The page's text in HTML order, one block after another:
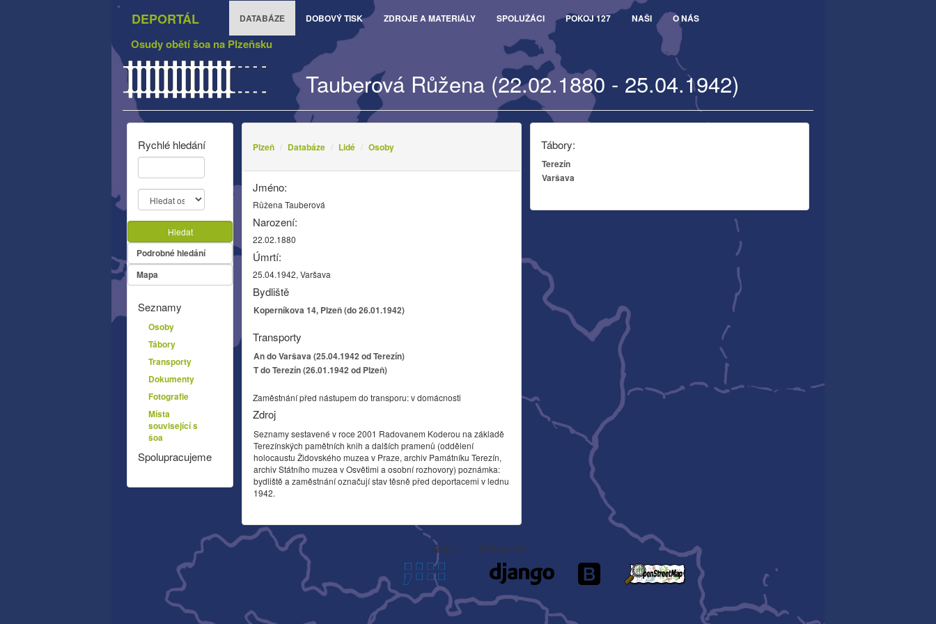
DEPORTÁL DATABÁZE DOBOVÝ TISK ZDROJE A MATERIÁLY SPOLUŽÁCI POKOJ 127 NAŠI O NÁS
Osudy obětí šoa na Plzeňsku
Tauberová Růžena (22.02.1880 - 25.04.1942)
Tábory:
Terezín
Varšava
Plzeň Databáze Lidé Osoby
Jméno:
Růžena Tauberová
Narození:
22.02.1880
Úmrtí:
25.04.1942, Varšava
Bydliště
Koperníkova 14, Plzeň (do 26.01.1942)
Transporty
An do Varšava (25.04.1942 od Terezín)
T do Terezín (26.01.1942 od Plzeň)
Zaměstnání před nástupem do transporu: v domácnosti
Zdroj
Seznamy sestavené v roce 2001 Radovanem Koderou na základě
Terezínských pamětních knih a dalších pramenů (oddělení
holocaustu Židovského muzea v Praze, archiv Památníku Terezín,
archiv Státního muzea v Osvětimi a osobní rozhovory) poznámka:
bydliště a zaměstnání označují stav těsně před deportacemi v lednu
1942.
Rychlé hledání
Hledat
Podrobné hledání
Mapa
Seznamy
Osoby
Tábory
Transporty
Dokumenty
Fotografie
Místa
související s
šoa
Spolupracujeme
Autor Děkujeme